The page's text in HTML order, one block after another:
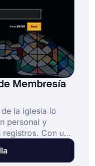
Membresía
la iglesia lo
personal y
Con un
las personas
ser